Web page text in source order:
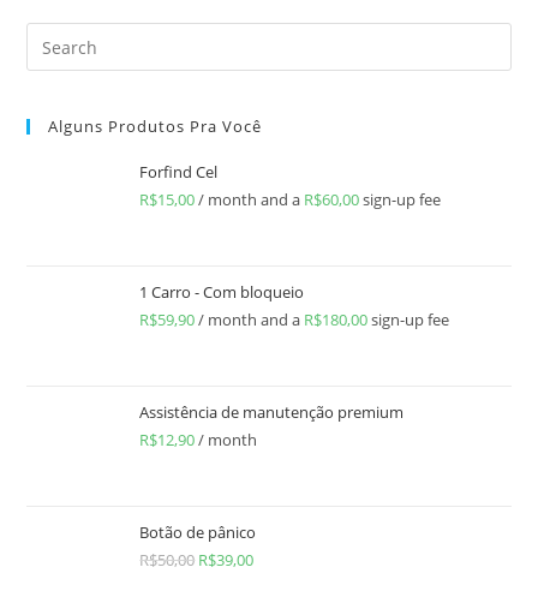
Alguns Produtos Pra Você
Forfind Cel
R$15,00/ month and a R$60,00sign-up fee
1 Carro - Com bloqueio
R$59,90/ month and a R$180,00sign-up fee
Assistência de manutenção premium
R$12,90/ month
Botão de pânico
R$50,00 R$39,00